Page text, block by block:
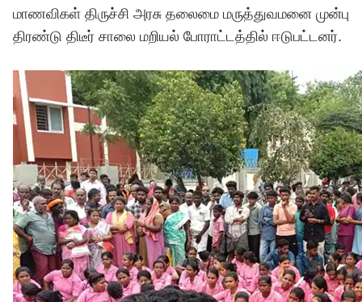
மாணவிகள் திருச்சி அரசு தலைமை மருத்துவமனை முன்பு
திரண்டு திடீர் சாலை மறியல் போராட்டத்தில் ஈடுபட்டனர்.